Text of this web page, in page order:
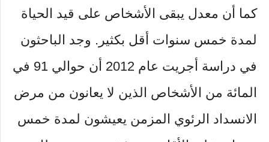
كما أن معدل يبقى الأشخاص على قيد الحياة
لمدة خمس سنوات أقل بكثير. وجد الباحثون
في دراسة أجريت عام 2012 أن حوالي 91 في
المائة من الأشخاص الذين لا يعانون من مرض
الانسداد الرئوي المزمن يعيشون لمدة خمس